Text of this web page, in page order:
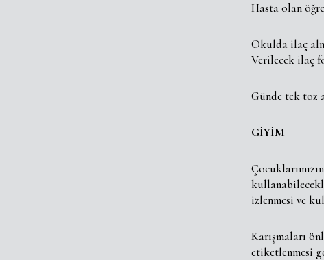
Hasta olan
Okulda ilaç
Verilecek ilaç
Günde tek toz
GİYİM
izlenmesi ve
Karışmaları
etiketlenmesi